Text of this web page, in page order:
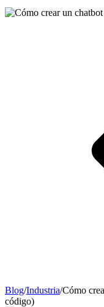
Blog/Industria/Cómo
código)